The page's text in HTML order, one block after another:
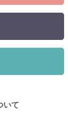
いて